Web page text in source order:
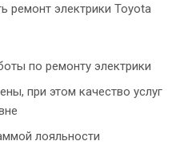
ремонт электрики Toyota
по ремонту электрики
при этом качество услуг
лояльности